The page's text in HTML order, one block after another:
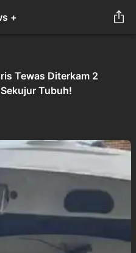
+
Tewas Diterkam 2
Tubuh!